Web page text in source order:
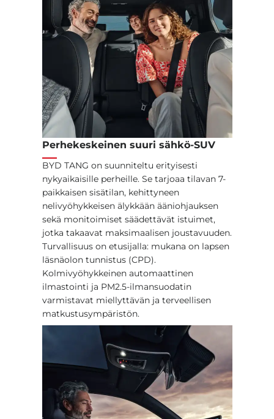
Perhekeskeinen suuri sähkö-SUV
BYD TANG on suunniteltu erityisesti
nykyaikaisille perheille. Se tarjoaa tilavan 7-
paikkaisen sisätilan, kehittyneen
nelivyöhykkeisen älykkään ääniohjauksen
sekä monitoimiset säädettävät istuimet,
jotka takaavat maksimaalisen joustavuuden.
Turvallisuus on etusijalla: mukana on lapsen
läsnäolon tunnistus (CPD).
Kolmivyöhykkeinen automaattinen
ilmastointi ja PM2.5-ilmansuodatin
varmistavat miellyttävän ja terveellisen
matkustusympäristön.